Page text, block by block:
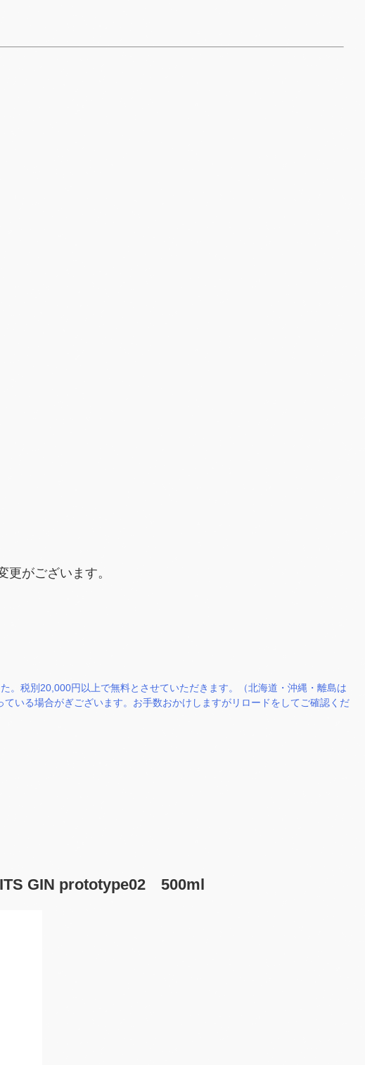
がございます。
。税別20,000円以上で無料とさせていただきます。（北海道・沖縄・離島は
いる場合がぎございます。お手数おかけしますがリロードをしてご確認くだ
GIN prototype02 500ml